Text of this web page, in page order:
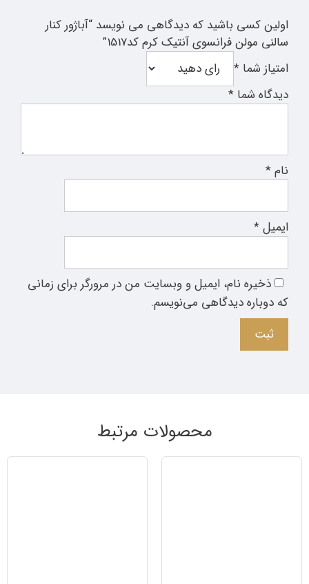
اولین کسی باشید که دیدگاهی می نویسد “آباژور کنار
سالنی مولن فرانسوی آنتیک کرم کد1517”
امتیاز شما *
دیدگاه شما *
نام*
ایمیل*
ذخیره نام، ایمیل و وبسایت من در مرورگر برای زمانی
که دوباره دیدگاهی می‌نویسم.
محصولات مرتبط